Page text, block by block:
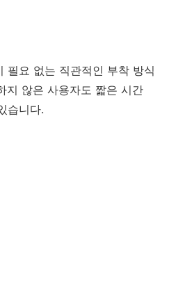
필요 없는 직관적인 부착 방식
지 않은 사용자도 짧은 시간
습니다.